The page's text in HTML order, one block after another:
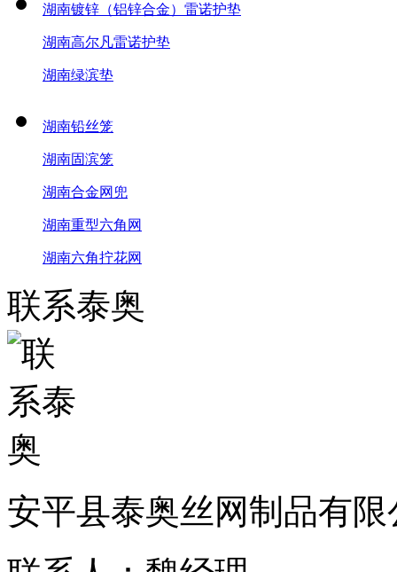
湖南镀锌（铝锌合金）雷诺护垫
湖南高尔凡雷诺护垫
湖南绿滨垫
湖南铅丝笼
湖南固滨笼
湖南合金网兜
湖南重型六角网
湖南六角拧花网
联系泰奥
安平县泰奥丝网制品有限